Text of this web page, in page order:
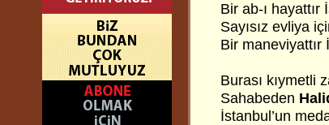
Bir ab-ı hayattır
Sayısız evliya
Bir maneviyattır
Burası kıymetli
Sahabeden
İstanbul’un